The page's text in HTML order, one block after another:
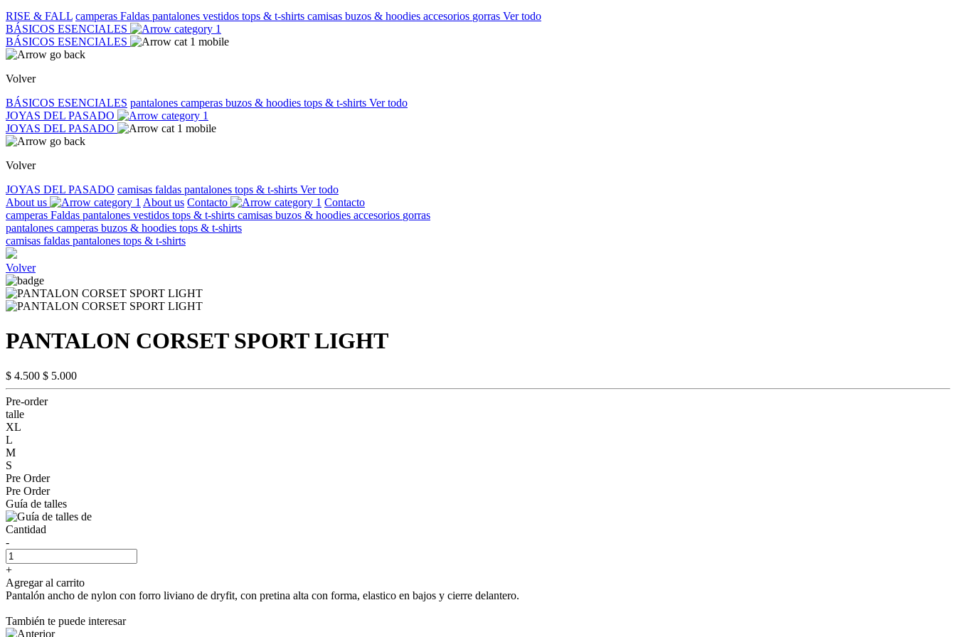
RISE & FALL camperas Faldas pantalones vestidos tops & t-shirts camisas buzos & hoodies accesorios gorras Ver todo
BÁSICOS ESENCIALES
BÁSICOS ESENCIALES
Volver
BÁSICOS ESENCIALES pantalones camperas buzos & hoodies tops & t-shirts Ver todo
JOYAS DEL PASADO
JOYAS DEL PASADO
Volver
JOYAS DEL PASADO camisas faldas pantalones tops & t-shirts Ver todo
About us
About us Contacto
Contacto
camperas Faldas pantalones vestidos tops & t-shirts camisas buzos & hoodies accesorios gorras
pantalones camperas buzos & hoodies tops & t-shirts
camisas faldas pantalones tops & t-shirts
Volver
PANTALON CORSET SPORT LIGHT
$ 4.500 $ 5.000
Pre-order
talle
XL
L
M
S
Pre Order
Pre Order
Guía de talles
Cantidad
-
+
Agregar al carrito
Pantalón ancho de nylon con forro liviano de dryfit, con pretina alta con forma, elastico en bajos y cierre delantero.
También te puede interesar